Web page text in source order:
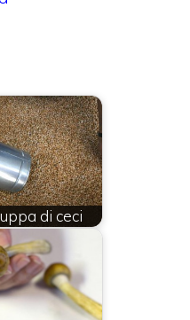
di ceci